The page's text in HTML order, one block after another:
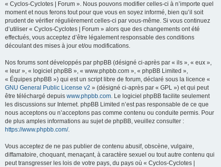
h
e
« Cyclos-Cyclotes | Forum ». Nous pouvons modifier celles-ci à n’importe quel
moment et nous ferons tout pour que vous en soyez informé, bien qu’il soit
prudent de vérifier régulièrement celles-ci par vous-même. Si vous continuez
d’utiliser « Cyclos-Cyclotes | Forum » alors que des changements ont été
effectués, vous acceptez d’être légalement responsable des conditions
découlant des mises à jour et/ou modifications.
Nos forums sont développés par phpBB (désigné ci-après par « ils », « eux »,
« leur », « logiciel phpBB », « www.phpbb.com », « phpBB Limited »,
« Équipes phpBB ») qui est un script libre de forum, déclaré sous la licence «
GNU General Public License v2 » (désigné ci-après par « GPL ») et qui peut
être téléchargé depuis www.phpbb.com. Le logiciel phpBB facilite seulement
les discussions sur Internet. phpBB Limited n’est pas responsable de ce que
nous acceptons ou n’acceptons pas comme contenu ou conduite permis. Pour
de plus amples informations au sujet de phpBB, veuillez consulter :
https://www.phpbb.com/.
Vous acceptez de ne pas publier de contenu abusif, obscène, vulgaire,
diffamatoire, choquant, menaçant, à caractère sexuel ou tout autre contenu qui
peut transgresser les lois de votre pays, du pays où « Cyclos-Cyclotes |